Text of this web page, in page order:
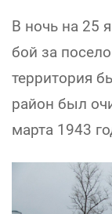
В ночь на 25
бой за
территория
район был
марта 1943